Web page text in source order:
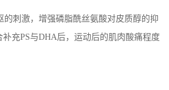
刺激，增强磷脂酰丝氨酸对皮质醇的抑
补充PS与DHA后，运动后的肌肉酸痛程度